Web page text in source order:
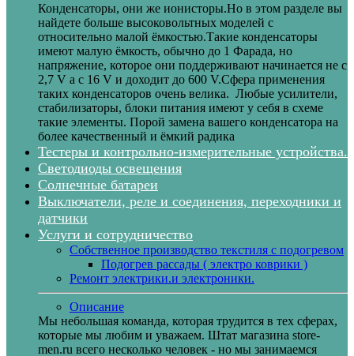
Конденсаторы, они же ионисторы.Но в этом разделе вы
найдете больше высоковольтных моделей с
относительно малой ёмкостью.Такие конденсаторы
имеют малую ёмкость, обычно до 1 Фарада, но
напряжение, которое они поддерживают начинается не с
2,7 V а с 16 V и доходит до 600 V.Сфера применения
таких конденсаторов очень велика. Любые усилители,
стабилизаторы, блоки питания имеют у себя в схеме
такие элементы. Порой замена вашего конденсатора на
более качественный и ёмкий радика
Тестеры и контрольно-измерительные устройства.
Светодиоды освещения
Солнечные батареи
Выключатели, реле и соединения, переходники и
датчики
Услуги и сотрудничество
Собственное производство текстиля с подогревом
Подогрев рассады ( электро коврики )
Ремонт электрики.и электроники.
Описание
Мы небольшая команда, которая трудится в тех сферах,
которые мы любим и уважаем. Штат магазина store-
men.ru всего несколько человек - но мы занимаемся